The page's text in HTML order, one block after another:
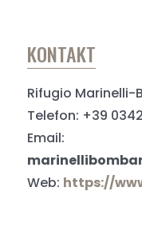
KONTAKT
Rifugio Marinelli-
Telefon: +39
Email:
Web: https://